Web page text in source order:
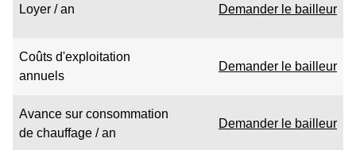
Loyer / an Demander le bailleur
Coûts d'exploitation
annuels
Demander le bailleur
Avance sur consommation
de chauffage / an
Demander le bailleur